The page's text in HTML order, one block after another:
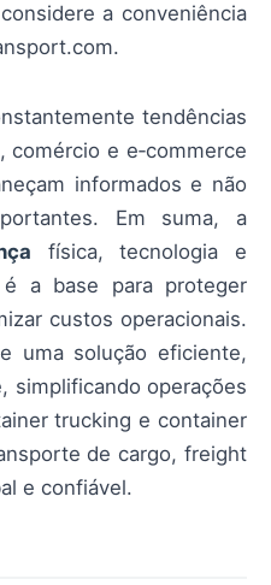
a conveniência
tendências
comércio e e‑commerce
informados e não
Em suma, a
física, tecnologia e
é a base para proteger
custos operacionais.
uma solução eficiente,
simplificando operações
trucking e container
de cargo, freight
e confiável.